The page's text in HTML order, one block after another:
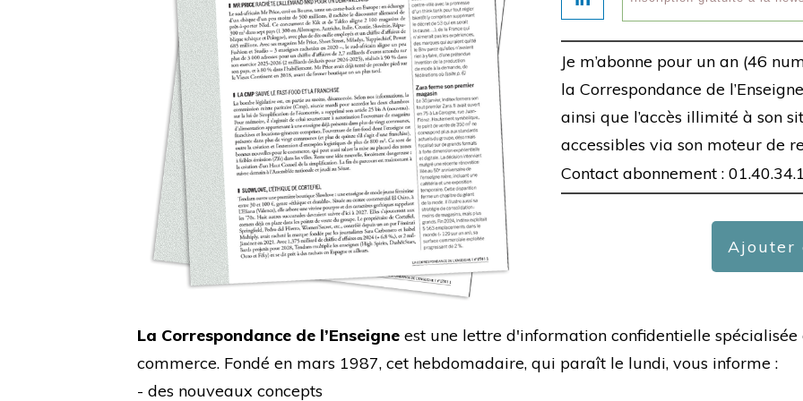
Je m’abonne pour un an (46
la Correspondance de
ainsi que l’accès illimité à son
accessibles via son moteur de
Contact abonnement :
Ajouter
La Correspondance de l’Enseigne est une lettre d'information confidentielle
commerce. Fondé en mars 1987, cet hebdomadaire, qui paraît le lundi, vous informe :
- des nouveaux concepts